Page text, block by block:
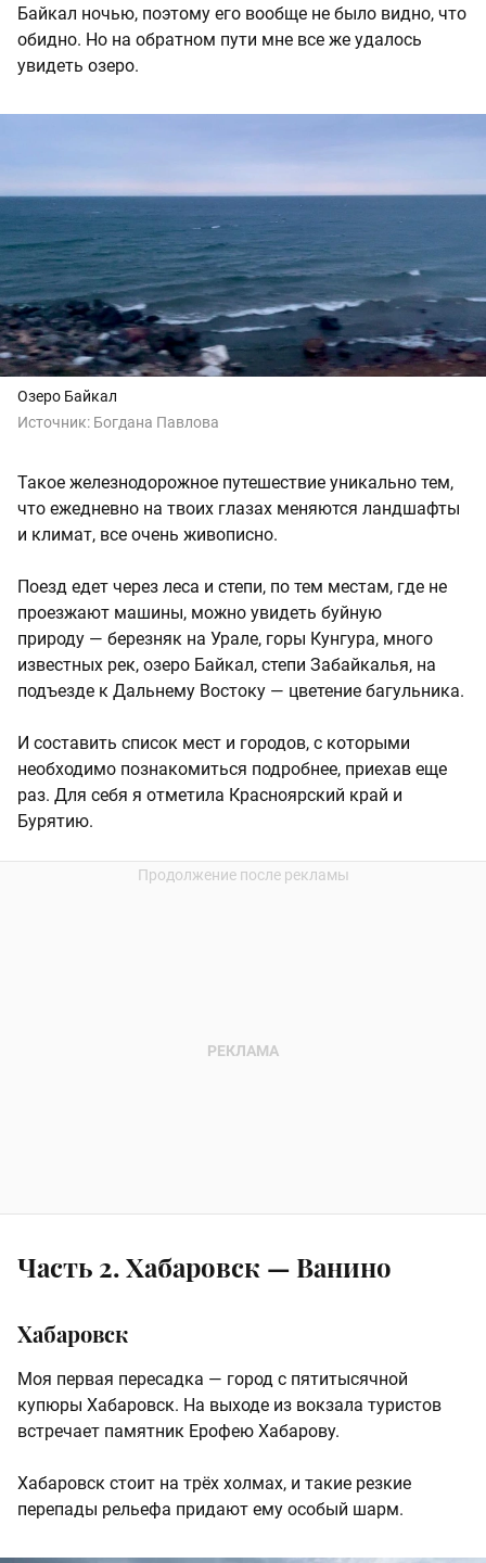
Байкал ночью, поэтому его вообще не было видно, что
обидно. Но на обратном пути мне все же удалось
увидеть озеро.
Озеро Байкал
Источник: Богдана Павлова
Такое железнодорожное путешествие уникально тем,
что ежедневно на твоих глазах меняются ландшафты
и климат, все очень живописно.
Поезд едет через леса и степи, по тем местам, где не
проезжают машины, можно увидеть буйную
природу — березняк на Урале, горы Кунгура, много
известных рек, озеро Байкал, степи Забайкалья, на
подъезде к Дальнему Востоку — цветение багульника.
И составить список мест и городов, с которыми
необходимо познакомиться подробнее, приехав еще
раз. Для себя я отметила Красноярский край и
Бурятию.
Часть 2. Хабаровск — Ванино
Хабаровск
Моя первая пересадка — город с пятитысячной
купюры Хабаровск. На выходе из вокзала туристов
встречает памятник Ерофею Хабарову.
Хабаровск стоит на трёх холмах, и такие резкие
перепады рельефа придают ему особый шарм.